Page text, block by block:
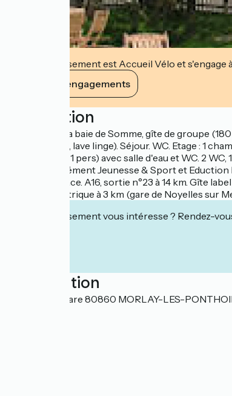
Cet établissement est Accueil Vélo et s'engage
Voir ses engagements
Description
Au coeur de la baie de Somme, gîte de groupe
micro-ondes, lave linge). Séjour. WC. Etage : 1
dortoir (6 lits 1 pers) avec salle d'eau et WC. 2
Sportifs. Agrément Jeunesse & Sport et
Rando sur place. A16, sortie n°23 à 14 km. Gîte
véhicule électrique à 3 km (gare de Noyelles sur
Cet établissement vous intéresse ? Rendez-
Localisation
25 rue de la Gare 80860 MORLAY-LES-